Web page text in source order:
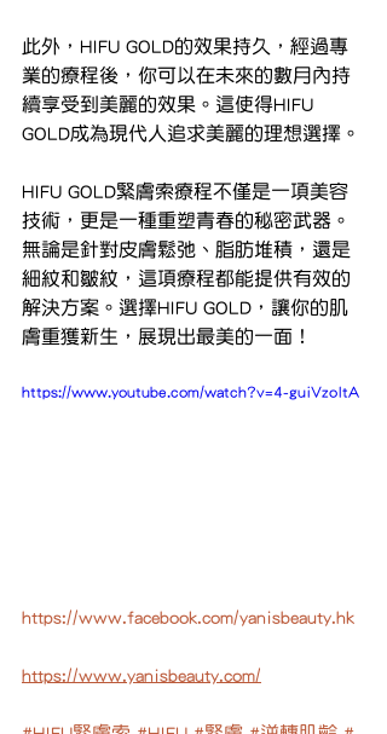
此外，HIFU GOLD的效果持久，經過專
業的療程後，你可以在未來的數月內持
續享受到美麗的效果。這使得HIFU
GOLD成為現代人追求美麗的理想選擇。
HIFU GOLD緊膚索療程不僅是一項美容
技術，更是一種重塑青春的秘密武器。
無論是針對皮膚鬆弛、脂肪堆積，還是
細紋和皺紋，這項療程都能提供有效的
解決方案。選擇HIFU GOLD，讓你的肌
膚重獲新生，展現出最美的一面！
https://www.youtube.com/watch?v=4-guiVzoItA
https://www.facebook.com/yanisbeauty.hk
https://www.yanisbeauty.com/